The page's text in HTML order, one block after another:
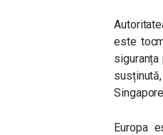
este
Europa